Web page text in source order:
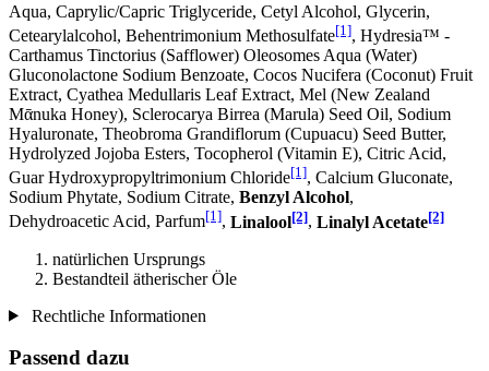
Aqua, Caprylic/Capric Triglyceride, Cetyl Alcohol, Glycerin,
Cetearylalcohol, Behentrimonium Methosulfate[1], Hydresia™ -
Carthamus Tinctorius (Safflower) Oleosomes Aqua (Water)
Gluconolactone Sodium Benzoate, Cocos Nucifera (Coconut) Fruit
Extract, Cyathea Medullaris Leaf Extract, Mel (New Zealand
Mᾱnuka Honey), Sclerocarya Birrea (Marula) Seed Oil, Sodium
Hyaluronate, Theobroma Grandiflorum (Cupuacu) Seed Butter,
Hydrolyzed Jojoba Esters, Tocopherol (Vitamin E), Citric Acid,
Guar Hydroxypropyltrimonium Chloride[1], Calcium Gluconate,
Sodium Phytate, Sodium Citrate, Benzyl Alcohol,
Dehydroacetic Acid, Parfum[1], Linalool[2], Linalyl Acetate[2]
natürlichen Ursprungs
Bestandteil ätherischer Öle
Rechtliche Informationen
Passend dazu